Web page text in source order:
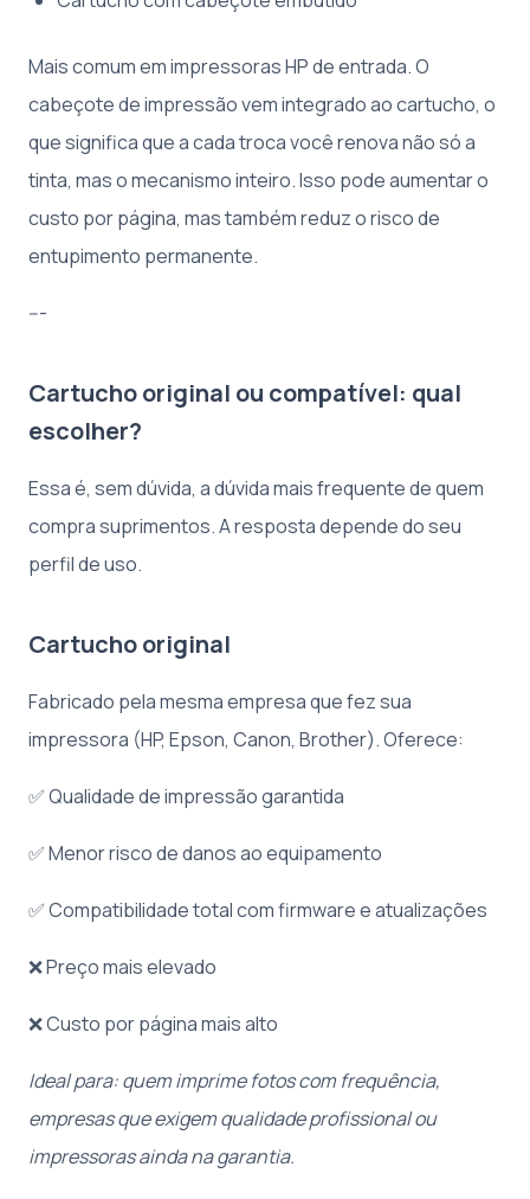
Mais comum em impressoras HP de entrada. O
cabeçote de impressão vem integrado ao cartucho, o
que significa que a cada troca você renova não só a
tinta, mas o mecanismo inteiro. Isso pode aumentar o
custo por página, mas também reduz o risco de
entupimento permanente.
---
Cartucho original ou compatível: qual
escolher?
Essa é, sem dúvida, a dúvida mais frequente de quem
compra suprimentos. A resposta depende do seu
perfil de uso.
Cartucho original
Fabricado pela mesma empresa que fez sua
impressora (HP, Epson, Canon, Brother). Oferece:
✅ Qualidade de impressão garantida
✅ Menor risco de danos ao equipamento
✅ Compatibilidade total com firmware e atualizações
❌ Preço mais elevado
❌ Custo por página mais alto
Ideal para: quem imprime fotos com frequência,
empresas que exigem qualidade profissional ou
impressoras ainda na garantia.